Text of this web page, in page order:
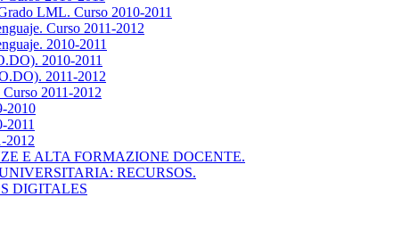
LML. Curso 2010-2011
Curso 2011-2012
2010-2011
2010-2011
2011-2012
2011-2012
2010
2011
2012
E ALTA FORMAZIONE DOCENTE.
RECURSOS.
DIGITALES